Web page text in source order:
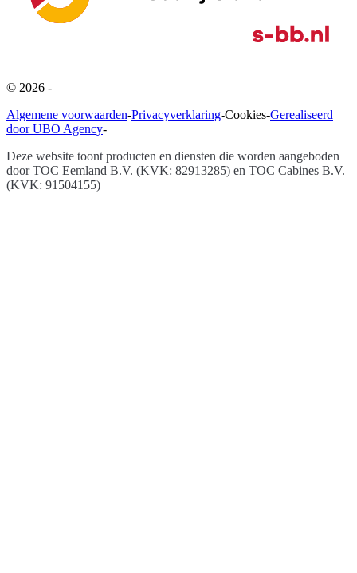
© 2026 -
Algemene voorwaarden-Privacyverklaring-Cookies-Gerealiseerd
door UBO Agency-
Deze website toont producten en diensten die worden aangeboden
doorTOC Eemland B.V. (KVK: 82913285) en TOC Cabines B.V.
(KVK: 91504155)